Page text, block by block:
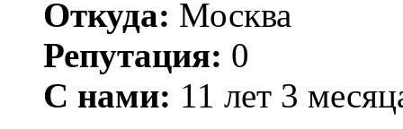
Откуда: Москва
Репутация: 0
С нами: 11 лет 3